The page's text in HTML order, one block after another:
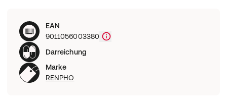
EAN
9011056003380
Darreichung
Marke
RENPHO